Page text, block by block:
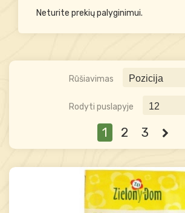
Neturite prekių palyginimui.
Rūšiavimas
Rodyti puslapyje
1 2 3